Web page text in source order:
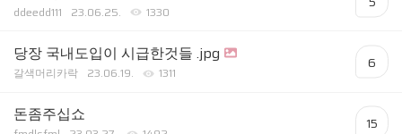
ddeedd111 23.06.25. 1330
당장 국내도입이 시급한것들 .jpg
갈색머리카락 23.06.19. 1311
6
돈좀주십쇼 15